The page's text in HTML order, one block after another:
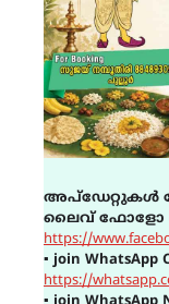
അപ്ഡേറ്റുകൾ
ലൈവ് ഫോളോ
https://
▪join WhatsApp
https://